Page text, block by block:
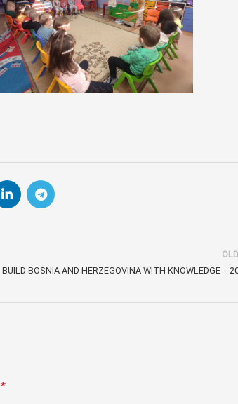
BUILD BOSNIA AND HERZEGOVINA WITH KNOWLEDGE –
*